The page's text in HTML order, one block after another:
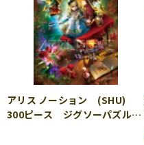
アリス ノーション (SHU)
300ピース ジグソーパズル